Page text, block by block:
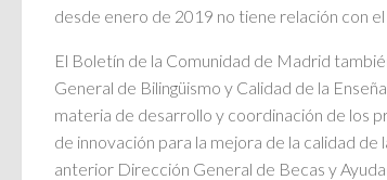
desde enero de 2019 no tiene relación con el
El Boletín de la Comunidad de Madrid
General de Bilingüismo y Calidad de la
materia de desarrollo y coordinación de los
de innovación para la mejora de la calidad
anterior Dirección General de Becas y